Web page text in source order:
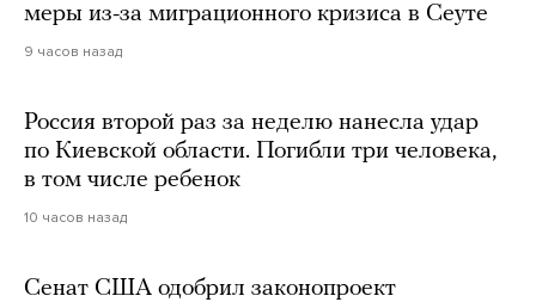
меры из-за миграционного кризиса в Сеуте
9 часов назад
Россия второй раз за неделю нанесла удар
по Киевской области. Погибли три человека,
в том числе ребенок
10 часов назад
Сенат США одобрил законопроект